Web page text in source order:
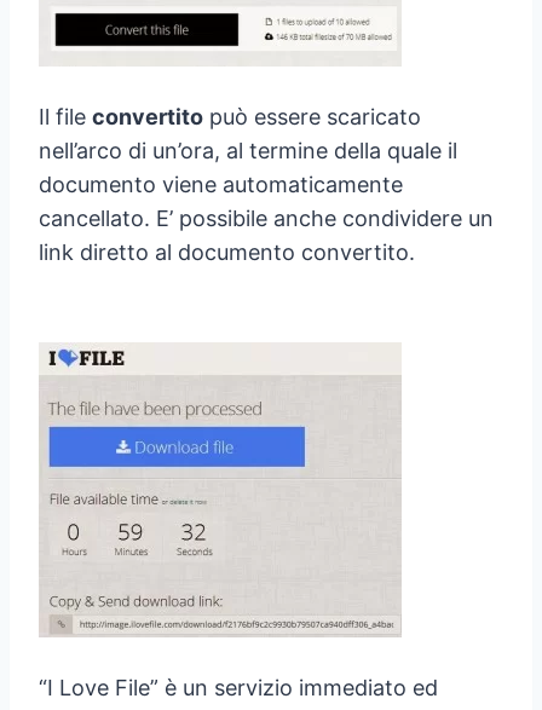
Il file convertito può essere scaricato
nell’arco di un’ora, al termine della quale il
documento viene automaticamente
cancellato. E’ possibile anche condividere un
link diretto al documento convertito.
“I Love File” è un servizio immediato ed